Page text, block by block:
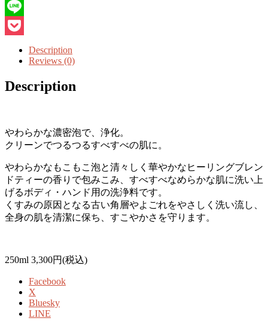
Facebook
Line
Pocket
Description
Reviews (0)
Description
やわらかな濃密泡で、浄化。
クリーンでつるつるすべすべの肌に。
やわらかなもこもこ泡と清々しく華やかなヒーリングブレン
ドティーの香りで包みこみ、すべすべなめらかな肌に洗い上
げるボディ・ハンド用の洗浄料です。
くすみの原因となる古い角層やよごれをやさしく洗い流し、
全身の肌を清潔に保ち、すこやかさを守ります。
250ml 3,300円(税込)
Facebook
X
Bluesky
LINE